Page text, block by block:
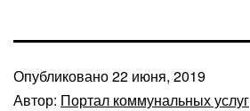
Опубликовано22 июня, 2019
Автор: Портал коммунальных услуг